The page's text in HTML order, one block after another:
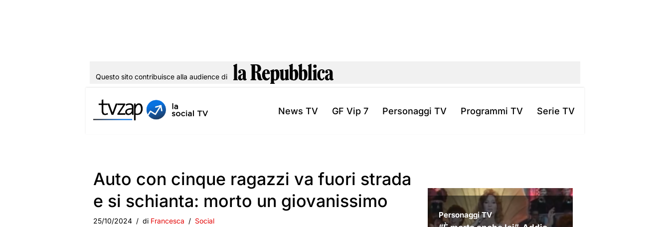
al
Questo sito contribuisce alla audience di
News TV GF Vip 7 Personaggi TV Programmi TV Serie TV
Auto con cinque ragazzi va fuori strada
e si schianta: morto un giovanissimo
25/10/2024 di Francesca Social